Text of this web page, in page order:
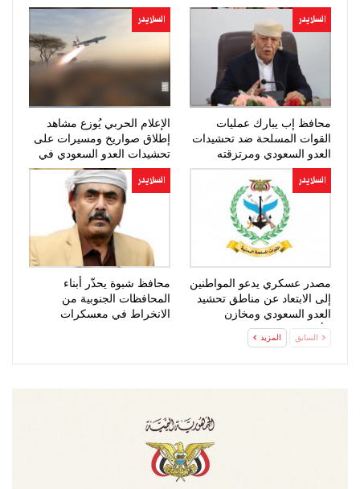
السلايدر
محافظ إب يبارك عمليات
القوات المسلحة ضد تحشيدات
العدو السعودي ومرتزقته
السلايدر
الإعلام الحربي يُوزع مشاهد
إطلاق صواريخ ومسيرات على
تحشيدات العدو السعودي في
المخا
السلايدر
مصدر عسكري يدعو المواطنين
إلى الابتعاد عن مناطق تحشيد
العدو السعودي ومخازن
السلايدر
محافظ شبوة يحذّر أبناء
المحافظات الجنوبية من
الانخراط في معسكرات
السابق المزيد